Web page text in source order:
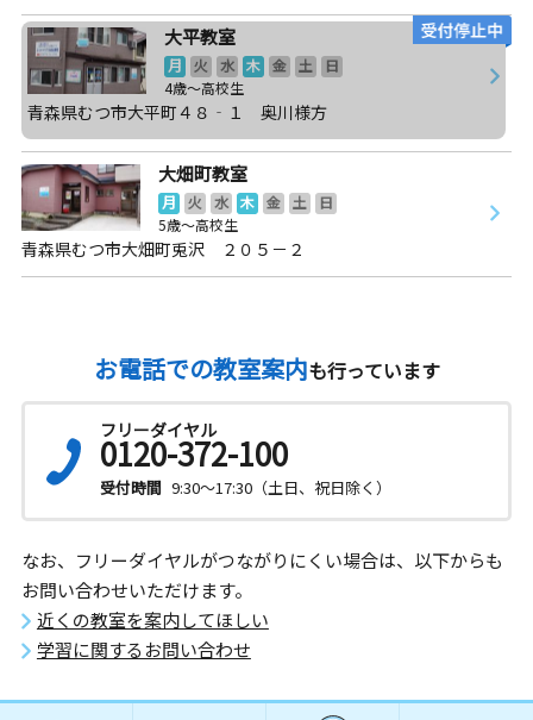
大平教室
月 火 水 木 金 土
日
4歳～高校生
青森県むつ市大平町４８‐１ 奥川様方
大畑町教室
月 火 水 木 金 土
日
5歳～高校生
青森県むつ市大畑町兎沢 ２０５－２
お電話での教室案内も行っています
フリーダイヤル
0120-372-100
受付時間 9:30～17:30（土日、祝日除く）
なお、フリーダイヤルがつながりにくい場合は、以下からも
お問い合わせいただけます。
近くの教室を案内してほしい
学習に関するお問い合わせ